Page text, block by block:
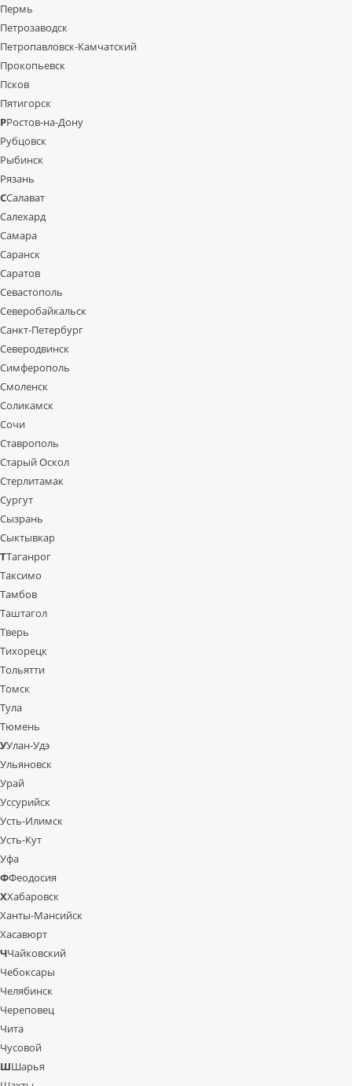
Пермь
Петрозаводск
Петропавловск-Камчатский
Прокопьевск
Псков
Пятигорск
РРостов-на-Дону
Рубцовск
Рыбинск
Рязань
ССалават
Салехард
Самара
Саранск
Саратов
Севастополь
Северобайкальск
Санкт-Петербург
Северодвинск
Симферополь
Смоленск
Соликамск
Сочи
Ставрополь
Старый Оскол
Стерлитамак
Сургут
Сызрань
Сыктывкар
ТТаганрог
Таксимо
Тамбов
Таштагол
Тверь
Тихорецк
Тольятти
Томск
Тула
Тюмень
УУлан-Удэ
Ульяновск
Урай
Уссурийск
Усть-Илимск
Усть-Кут
Уфа
ФФеодосия
ХХабаровск
Ханты-Мансийск
Хасавюрт
ЧЧайковский
Чебоксары
Челябинск
Череповец
Чита
Чусовой
ШШарья